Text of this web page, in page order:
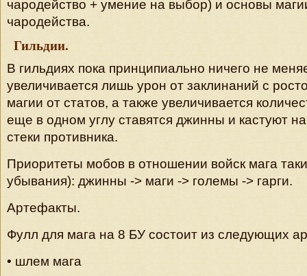
чародейство + умение на выбор) и основы
чародейства.
Гильдии.
В гильдиях пока принципиально ничего не
увеличивается лишь урон от заклинаний с
магии от статов, а также увеличивается
еще в одном углу ставятся джинны и кастуют
стеки противника.
Приоритеты мобов в отношении войск мага
убывания): джинны -> маги -> големы -> гарги.
Артефакты.
Фулл для мага на 8 БУ состоит из следующих
• шлем мага